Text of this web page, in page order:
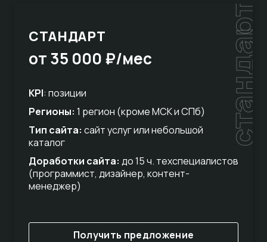
стандарт
СТАНДАРТ
от 35 000 ₽/мес
KPI: позиции
Регионы: 1 регион (кроме МСК и СПб)
Тип сайта: сайт услуг или небольшой
каталог
Доработки сайта: до 15 ч. техспециалистов
(программист, дизайнер, контент-
менеджер)
Получить предложение